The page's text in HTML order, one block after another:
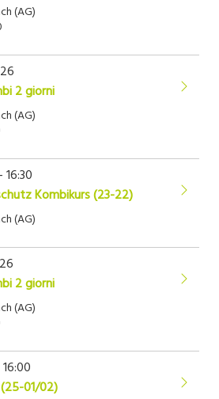
(AG)
2 giorni
(AG)
Kombikurs (23-22)
(AG)
2 giorni
(AG)
01/02)